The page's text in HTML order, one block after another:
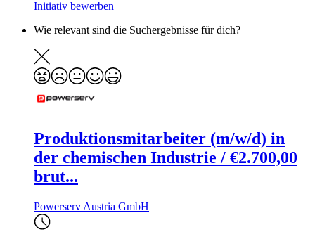
Initiativ bewerben
Wie relevant sind die Suchergebnisse für dich?
Produktionsmitarbeiter (m/w/d) in
der chemischen Industrie / €2.700,00
brut...
Powerserv Austria GmbH